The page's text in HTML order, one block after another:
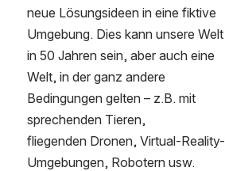
neue Lösungsideen in eine fiktive
Umgebung. Dies kann unsere Welt
in 50 Jahren sein, aber auch eine
Welt, in der ganz andere
Bedingungen gelten – z.B. mit
sprechenden Tieren,
fliegenden Dronen, Virtual-Reality-
Umgebungen, Robotern usw.